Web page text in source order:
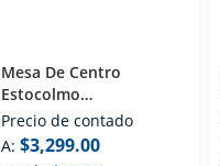
Mesa De Centro
Estocolmo
Contemporaneo
Precio de contado
A: $3,299.00